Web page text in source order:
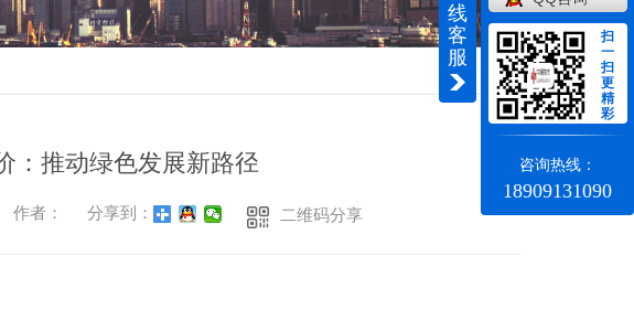
返回
：推动绿色发展新路径
作者： 分享到： 二维码分享
线
客
服
扫
一
扫
更
精
彩
咨询热线：
18909131090